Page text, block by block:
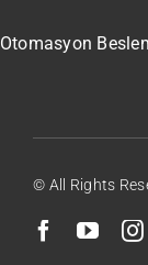
Otomasyon
© All Rights